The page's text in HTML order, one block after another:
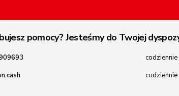
pomocy? Jesteśmy do Twojej